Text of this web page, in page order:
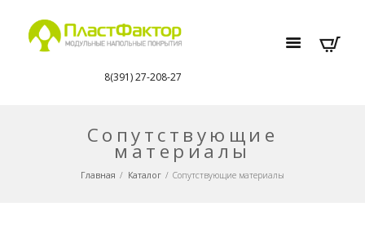
8(391) 27-208-27
Сопутствующие
материалы
Главная Каталог Сопутствующие материалы